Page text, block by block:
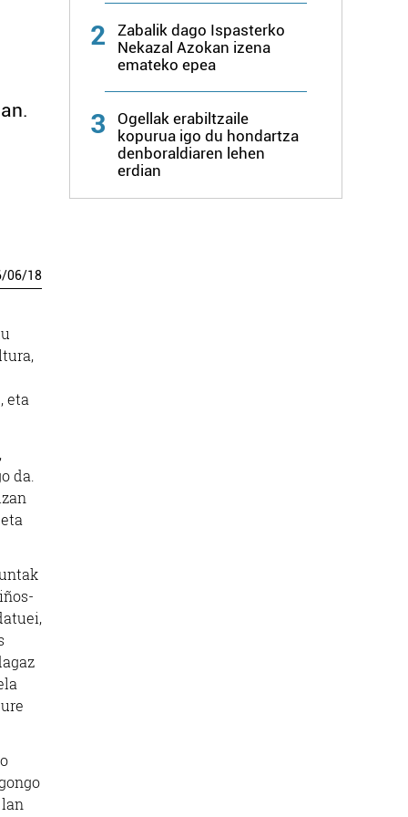
/06/18
eta
da.
2
Zabalik dago Ispasterko
Nekazal Azokan izena
emateko epea
3
Ogellak erabiltzaile
kopurua igo du hondartza
denboraldiaren lehen
erdian